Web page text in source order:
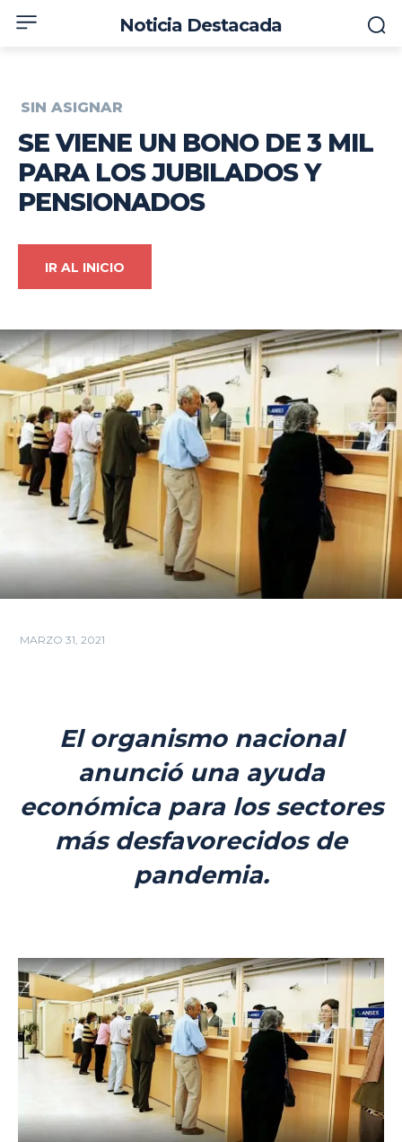
Noticia Destacada
SIN ASIGNAR
SE VIENE UN BONO DE 3 MIL
PARA LOS JUBILADOS Y
PENSIONADOS
IR AL INICIO
MARZO 31, 2021
El organismo nacional
anunció una ayuda
económica para los sectores
más desfavorecidos de
pandemia.